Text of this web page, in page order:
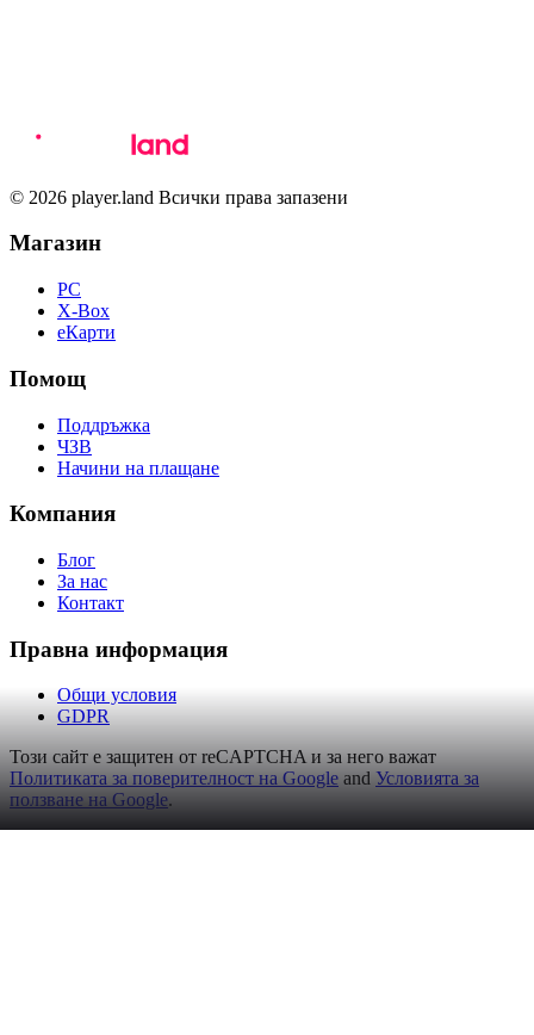
© 2026 player.land Всички права запазени
Магазин
PC
X-Box
eКарти
Помощ
Поддръжка
ЧЗВ
Начини на плащане
Компания
Блог
За нас
Контакт
Правна информация
Общи условия
GDPR
Този сайт е защитен от reCAPTCHA и за него важат
Политиката за поверителност на Google and Условията за
ползване на Google.